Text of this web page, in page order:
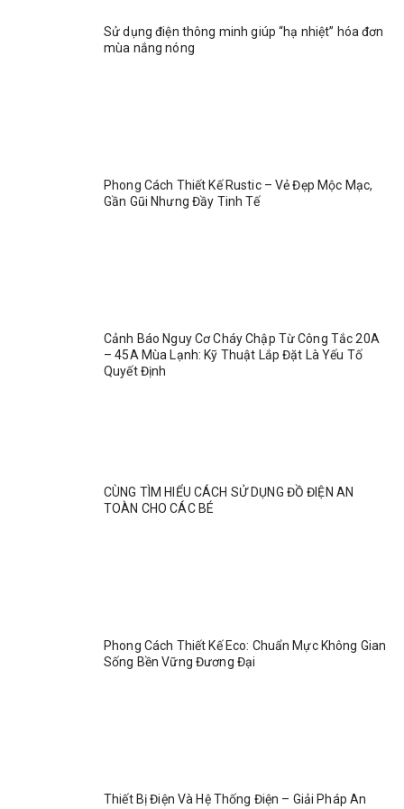
Sử dụng điện thông minh giúp “hạ nhiệt” hóa đơn
mùa nắng nóng
Phong Cách Thiết Kế Rustic – Vẻ Đẹp Mộc Mạc,
Gần Gũi Nhưng Đầy Tinh Tế
Cảnh Báo Nguy Cơ Cháy Chập Từ Công Tắc 20A
– 45A Mùa Lạnh: Kỹ Thuật Lắp Đặt Là Yếu Tố
Quyết Định
CÙNG TÌM HIỂU CÁCH SỬ DỤNG ĐỒ ĐIỆN AN
TOÀN CHO CÁC BÉ
Phong Cách Thiết Kế Eco: Chuẩn Mực Không Gian
Sống Bền Vững Đương Đại
Thiết Bị Điện Và Hệ Thống Điện – Giải Pháp An